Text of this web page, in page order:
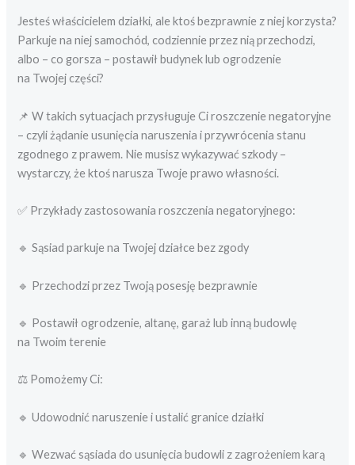
Jesteś właścicielem działki, ale ktoś bezprawnie z niej korzysta?
Parkuje na niej samochód, codziennie przez nią przechodzi,
albo – co gorsza – postawił budynek lub ogrodzenie
na Twojej części?
📌 W takich sytuacjach przysługuje Ci roszczenie negatoryjne
– czyli żądanie usunięcia naruszenia i przywrócenia stanu
zgodnego z prawem. Nie musisz wykazywać szkody –
wystarczy, że ktoś narusza Twoje prawo własności.
✅ Przykłady zastosowania roszczenia negatoryjnego:
🔹 Sąsiad parkuje na Twojej działce bez zgody
🔹 Przechodzi przez Twoją posesję bezprawnie
🔹 Postawił ogrodzenie, altanę, garaż lub inną budowlę
na Twoim terenie
⚖️ Pomożemy Ci:
🔹 Udowodnić naruszenie i ustalić granice działki
🔹 Wezwać sąsiada do usunięcia budowli z zagrożeniem karą